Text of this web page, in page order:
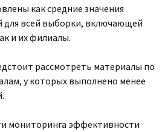
как средние значения
для всей выборки, включающей
и их филиалы.
рассмотреть материалы по
у которых выполнено менее
мониторинга эффективности